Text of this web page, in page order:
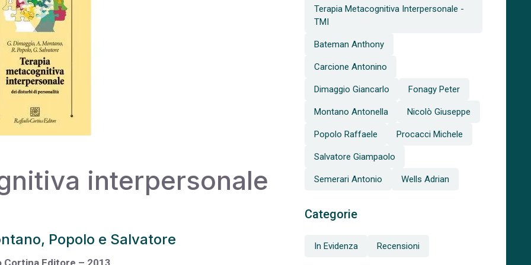
interpersonale
Popolo e Salvatore
Cortina Editore – 2013
Terapia Metacognitiva Interpersonale -
TMI
Bateman Anthony
Carcione Antonino
Dimaggio Giancarlo Fonagy Peter
Montano Antonella Nicolò Giuseppe
Popolo Raffaele Procacci Michele
Salvatore Giampaolo
Semerari Antonio Wells Adrian
Categorie
In Evidenza Recensioni